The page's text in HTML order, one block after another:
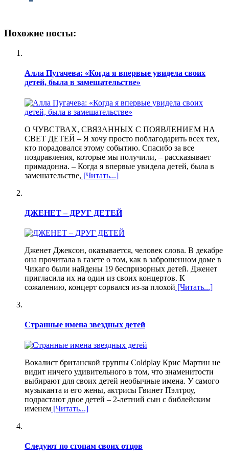
Похожие посты:
Алла Пугачева: «Когда я впервые увидела своих
детей, была в замешательстве»
О ЧУВСТВАХ, СВЯЗАННЫХ С ПОЯВЛЕНИЕМ НА
СВЕТ ДЕТЕЙ – Я хочу просто поблагодарить всех тех,
кто порадовался этому событию. Спасибо за все
поздравления, которые мы получили, – рассказывает
примадонна. – Когда я впервые увидела детей, была в
замешательстве, [Читать...]
ДЖЕНЕТ – ДРУГ ДЕТЕЙ
Дженет Джексон, оказывается, человек слова. В декабре
она прочитала в газете о том, как в заброшенном доме в
Чикаго были найдены 19 беспризорных детей. Дженет
пригласила их на один из своих концертов. К
сожалению, концерт сорвался из-за плохой [Читать...]
Странные имена звездных детей
Вокалист британской группы Coldplay Крис Мартин не
видит ничего удивительного в том, что знаменитости
выбирают для своих детей необычные имена. У самого
музыканта и его жены, актрисы Гвинет Пэлтроу,
подрастают двое детей – 2-летний сын с библейским
именем [Читать...]
Следуют по стопам своих отцов